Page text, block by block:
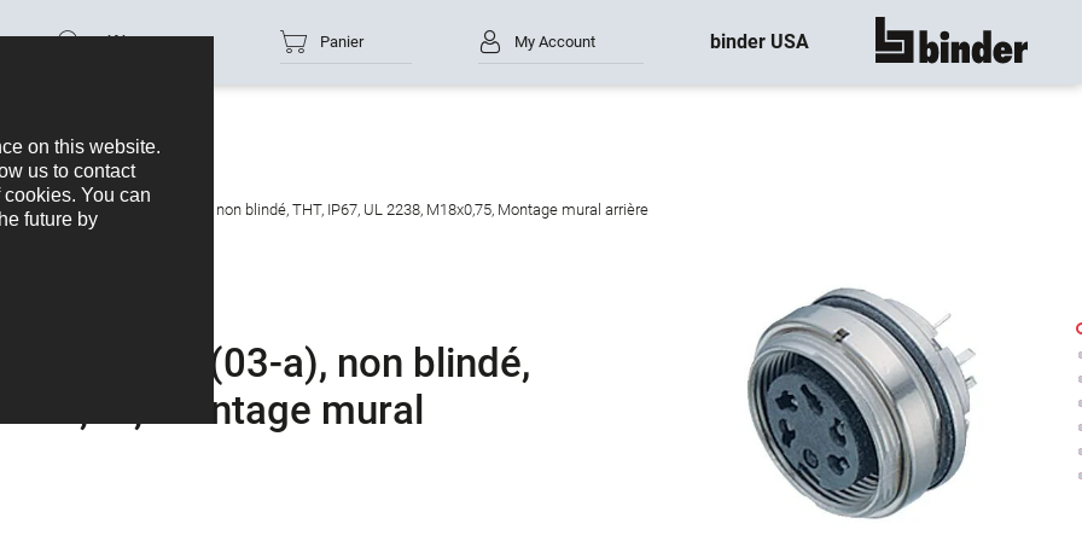
Référence Panier My Account binder USA montre tout
femelle, Contacts: 3 (03-a), non blindé, THT, IP67, UL 2238, M18x0,75, Montage mural arrière
3 (03-a), non blindé,
Montage mural